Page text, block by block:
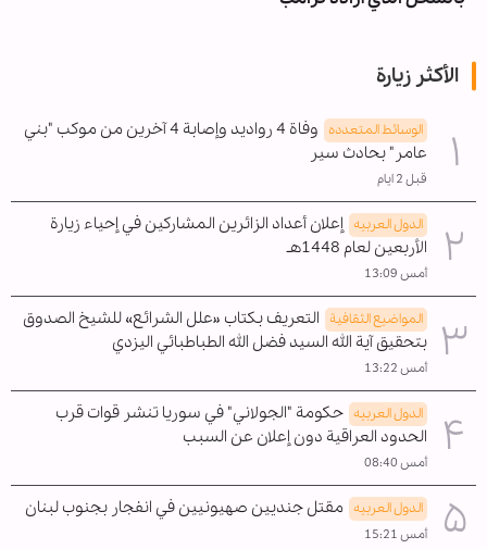
الأكثر زيارة
الوسائط المتعدده
وفاة 4 رواديد وإصابة 4 آخرين من موكب "بني
عامر" بحادث سير
قبل 2 ايام
الدول العربیه إعلان أعداد الزائرين المشاركين في إحياء زيارة
الأربعين لعام 1448هـ
أمس 13:09
المواضیع الثقافية التعريف بكتاب «علل الشرائع» للشيخ الصدوق
بتحقيق آية الله السيد فضل الله الطباطبائي اليزدي
أمس 13:22
الدول العربیه حكومة "الجولاني" في سوريا تنشر قوات قرب
الحدود العراقية دون إعلان عن السبب
أمس 08:40
الدول العربیه مقتل جنديين صهيونيين في انفجار بجنوب لبنان
أمس 15:21